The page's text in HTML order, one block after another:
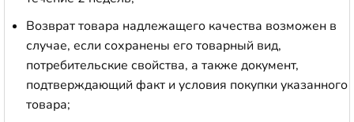
Возврат товара надлежащего качества возможен в
случае, если сохранены его товарный вид,
потребительские свойства, а также документ,
подтверждающий факт и условия покупки указанного
товара;